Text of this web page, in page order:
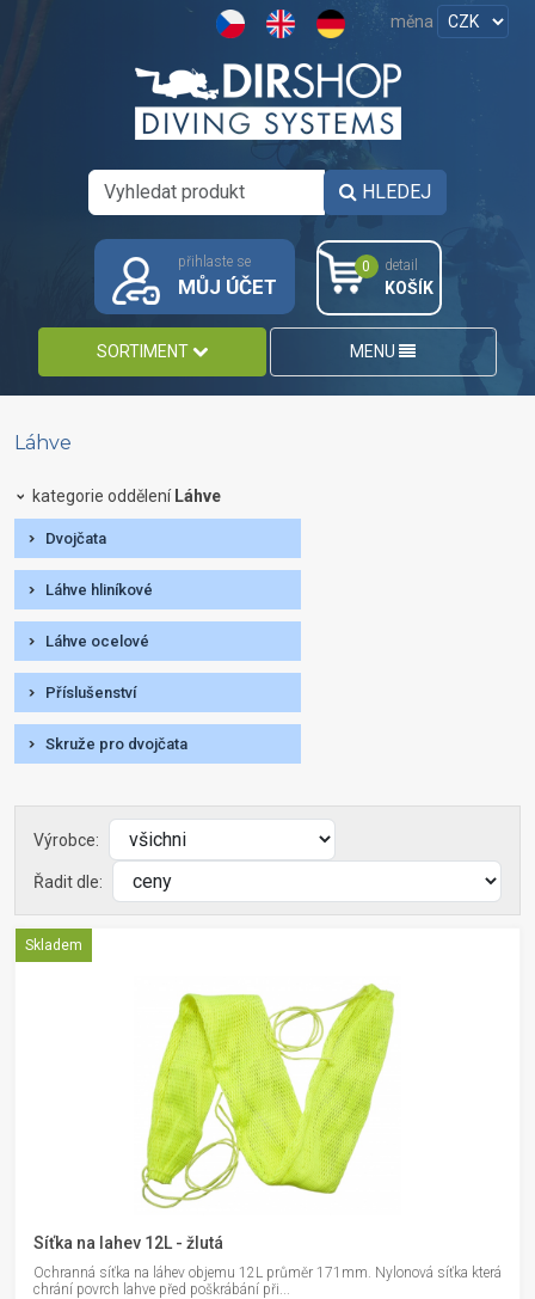
měna
HLEDEJ
přihlaste se
MŮJ ÚČET
0 detail
KOŠÍK
SORTIMENT MENU
Láhve
kategorie oddělení Láhve
Dvojčata
Láhve hliníkové
Láhve ocelové
Příslušenství
Skruže pro dvojčata
Výrobce:
Řadit dle:
Skladem
Síťka na lahev 12L - žlutá
Ochranná síťka na láhev objemu 12L průměr 171mm. Nylonová síťka která
chrání povrch lahve před poškrábání při...